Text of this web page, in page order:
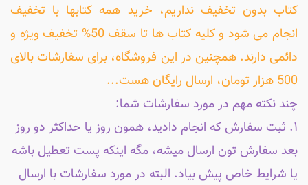
کتاب بدون تخفیف نداریم، خرید همه کتابها با تخفیف
انجام می شود و کلیه کتاب ها تا سقف 50% تخفیف ویژه و
دائمی دارند. همچنین در این فروشگاه، برای سفارشات بالای
500 هزار تومان، ارسال رایگان هست...
چند نکته مهم در مورد سفارشات شما:
۱. ثبت سفارش که انجام دادید، همون روز یا حداکثر دو روز
بعد سفارش تون ارسال میشه، مگه اینکه پست تعطیل باشه
یا شرایط خاص پیش بیاد. البته در مورد سفارشات با ارسال